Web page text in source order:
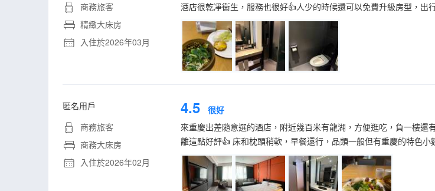
商務旅客
精緻大床房
入住於2026年03月
酒店很乾凈衞生，服務也很好👍人少的時候還可以免費升級房型，出
匿名用戶
商務旅客
商務大床房
入住於2026年02月
4.5 很好
來重慶出差隨意選的酒店，附近幾百米有龍湖，方便逛吃，負一樓
離這點好評👍 床和枕頭稍軟，早餐還行，品類一般但有重慶的特色小